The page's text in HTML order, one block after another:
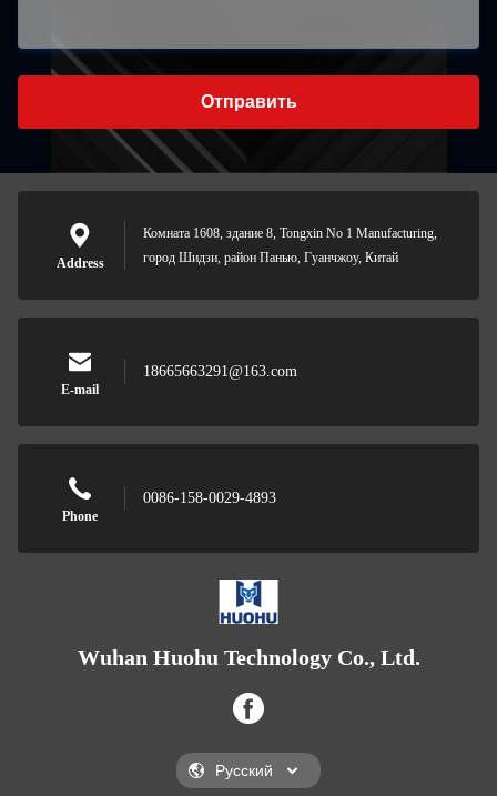
Отправить
Address
Комната 1608, здание 8, Tongxin No 1 Manufacturing,
город Шидзи, район Панью, Гуанчжоу, Китай
E-mail
18665663291@163.com
Phone
0086-158-0029-4893
Wuhan Huohu Technology Co., Ltd.